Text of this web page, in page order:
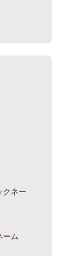
クネー
ーム